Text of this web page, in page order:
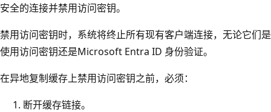
安全的连接并禁用访问密钥。
禁用访问密钥时，系统将终止所有现有客户端连接，无论它们是
使用访问密钥还是Microsoft Entra ID 身份验证。
在异地复制缓存上禁用访问密钥之前，必须：
断开缓存链接。